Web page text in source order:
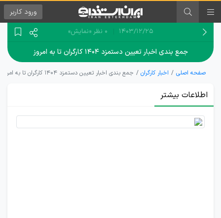
ورود کاربر
۱۴۰۳/۱۲/۲۵ 0 نظر «نمایش»
جمع بندی اخبار تعیین دستمزد ۱۴۰۴ کارگران تا به امروز
صفحه اصلی اخبار کارگران جمع بندی اخبار تعیین دستمزد ۱۴۰۴ کارگران تا به امروز
اطلاعات بیشتر
تعیین